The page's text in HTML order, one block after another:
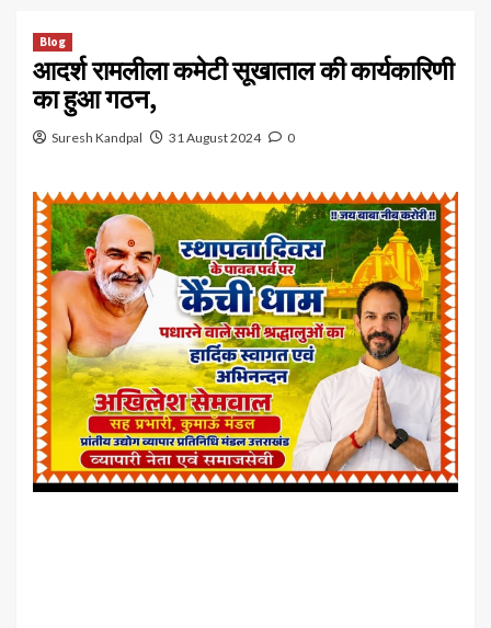
Blog
आदर्श रामलीला कमेटी सूखाताल की कार्यकारिणी
का हुआ गठन,
Suresh Kandpal 31 August 2024 0